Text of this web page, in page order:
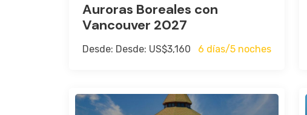
Auroras Boreales con
Vancouver 2027
Desde: Desde: US$3,160 6 días/5 noches